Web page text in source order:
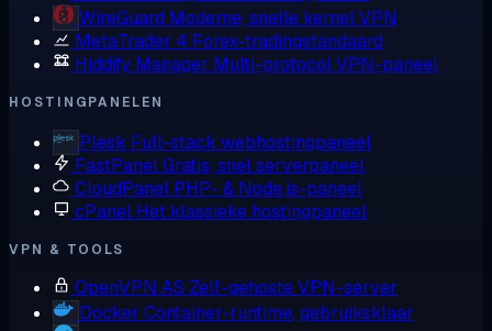
WireGuard Moderne, snelle kernel VPN
MetaTrader 4 Forex-tradingstandaard
Hiddify Manager Multi-protocol VPN-paneel
HOSTINGPANELEN
Plesk Full-stack webhostingpaneel
FastPanelGratis, snel serverpaneel
CloudPanel PHP- & Node.js-paneel
cPanel Het klassieke hostingpaneel
VPN & TOOLS
OpenVPN AS Zelf-gehoste VPN-server
Docker Container-runtime, gebruiksklaar